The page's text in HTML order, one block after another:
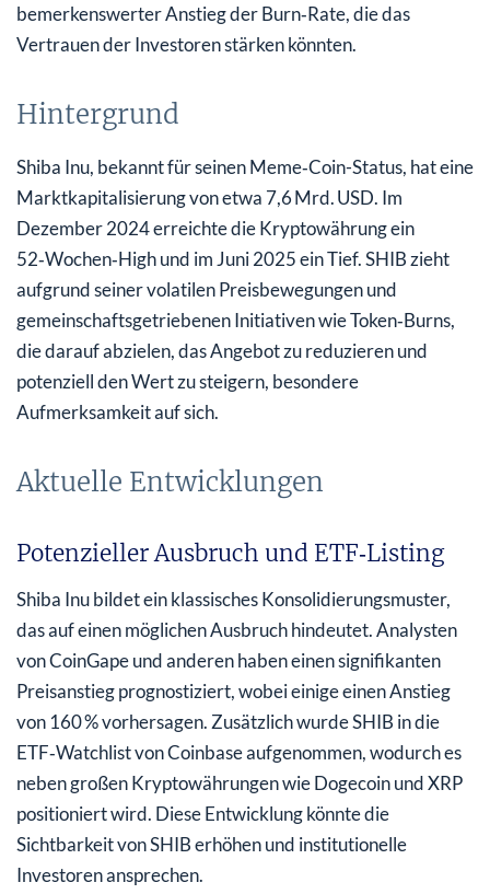
bemerkenswerter Anstieg der Burn‑Rate, die das
Vertrauen der Investoren stärken könnten.
Hintergrund
Shiba Inu, bekannt für seinen Meme‑Coin-Status, hat eine
Marktkapitalisierung von etwa 7,6 Mrd. USD. Im
Dezember 2024 erreichte die Kryptowährung ein
52‑Wochen‑High und im Juni 2025 ein Tief. SHIB zieht
aufgrund seiner volatilen Preisbewegungen und
gemeinschaftsgetriebenen Initiativen wie Token‑Burns,
die darauf abzielen, das Angebot zu reduzieren und
potenziell den Wert zu steigern, besondere
Aufmerksamkeit auf sich.
Aktuelle Entwicklungen
Potenzieller Ausbruch und ETF‑Listing
Shiba Inu bildet ein klassisches Konsolidierungsmuster,
das auf einen möglichen Ausbruch hindeutet. Analysten
von CoinGape und anderen haben einen signifikanten
Preisanstieg prognostiziert, wobei einige einen Anstieg
von 160 % vorhersagen. Zusätzlich wurde SHIB in die
ETF‑Watchlist von Coinbase aufgenommen, wodurch es
neben großen Kryptowährungen wie Dogecoin und XRP
positioniert wird. Diese Entwicklung könnte die
Sichtbarkeit von SHIB erhöhen und institutionelle
Investoren ansprechen.